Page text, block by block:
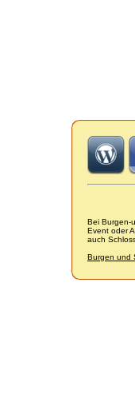
Bei Burgen-
Event oder
auch
Burgen und